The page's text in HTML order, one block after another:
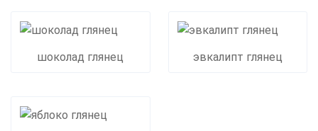
шоколад глянец эвкалипт глянец